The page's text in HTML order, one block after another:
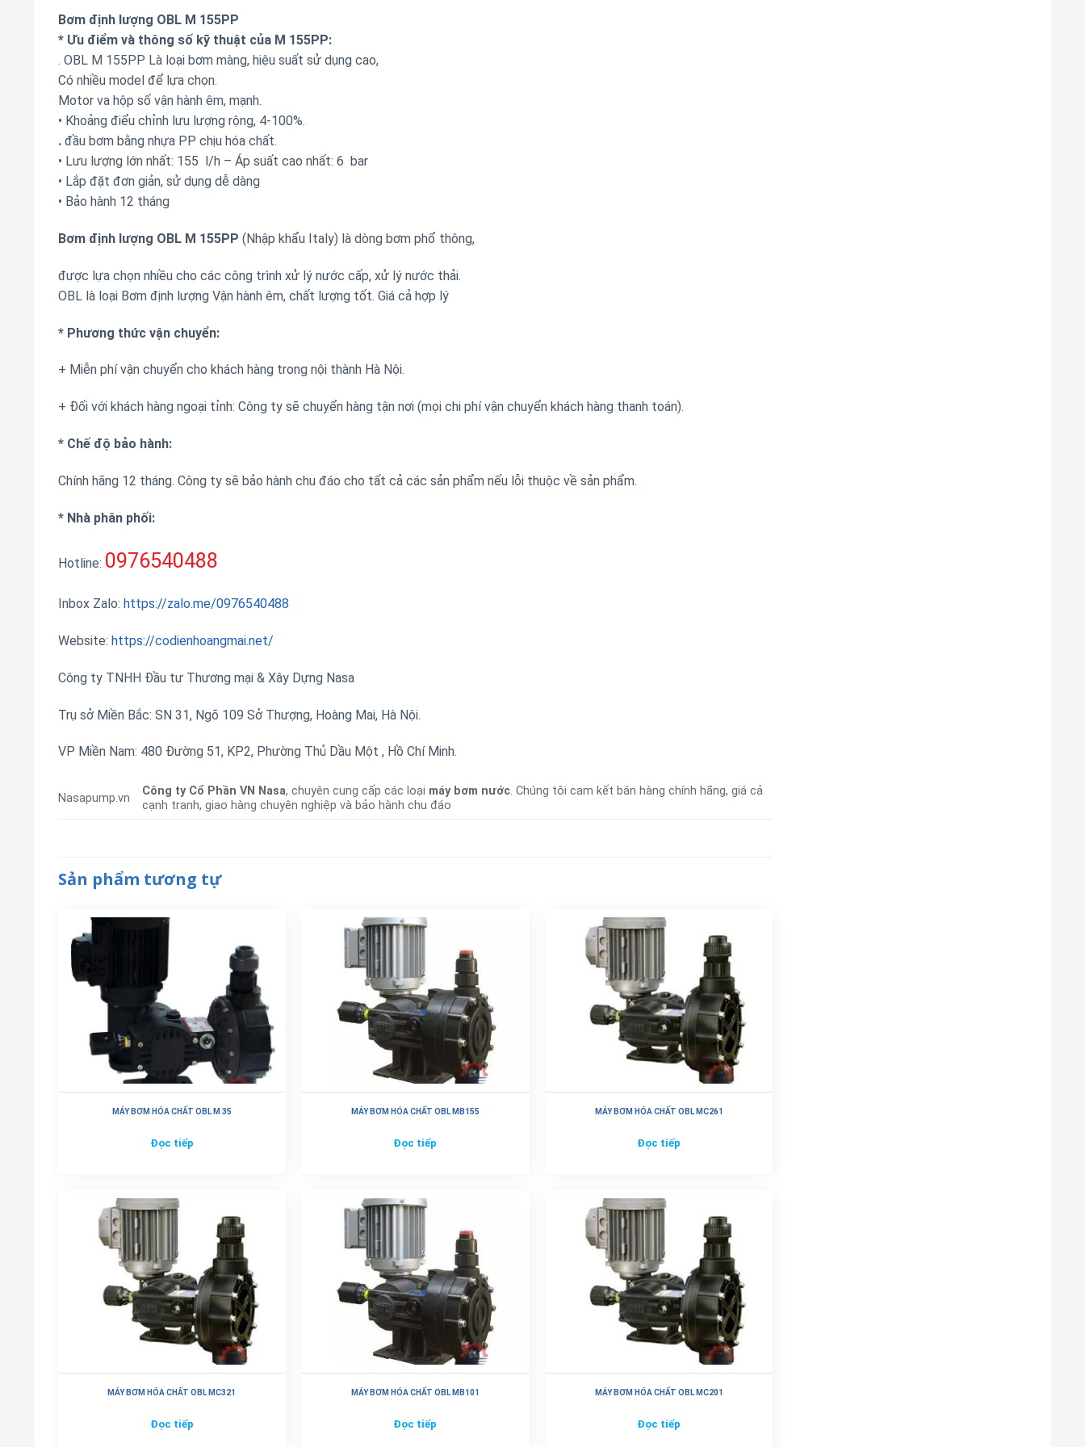
Bơm định lượng OBL M 155PP
* Ưu điểm và thông số kỹ thuật của M 155P P:
. OBL M 155PP Là loại bơm màng, hiệu suất sử dụng cao,
Có nhiều model để lựa chọn.
Motor va hộp số vận hành êm, mạnh.
• Khoảng điểu chỉnh lưu lượng rộng, 4-100%.
. đầu bơm bằng nhựa PP chịu hóa chất.
• Lưu lượng lớn nhất: 155 l/h – Áp suất cao nhất: 6 bar
• Lắp đặt đơn giản, sử dụng dễ dàng
• Bảo hành 12 tháng
Bơm định lượng OBL M 155PP (Nhập khẩu Italy) là dòng bơm phổ thông,
được lựa chọn nhiều cho các công trình xử lý nước cấp, xử lý nước thải.
OBL là loại Bơm định lượng Vận hành êm, chất lượng tốt. Giá cả hợp lý
* Phương thức vận chuyển:
+ Miễn phí vận chuyển cho khách hàng trong nội thành Hà Nội.
+ Đối với khách hàng ngoại tỉnh: Công ty sẽ chuyển hàng tận nơi (mọi chi phí vận chuyển khách hàng thanh toán).
* Chế độ bảo hành:
Chính hãng 12 tháng. Công ty sẽ bảo hành chu đáo cho tất cả các sản phẩm nếu lỗi thuộc về sản phẩm.
* Nhà phân phối:
Hotline: 0976540488
Inbox Zalo: https://zalo.me/0976540488
Website: https://codienhoangmai.net/
Công ty TNHH Đầu tư Thương mại & Xây Dựng Nasa
Trụ sở Miền Bắc: SN 31, Ngõ 109 Sở Thượng, Hoàng Mai, Hà Nội.
VP Miền Nam: 480 Đường 51, KP2, Phường Thủ Dầu Một , Hồ Chí Minh.
Nasapump.vn
Công ty Cổ Phần VN Nasa, chuyên cung cấp các loại máy bơm nước. Chúng tôi cam kết bán hàng chính hãng, giá cả
cạnh tranh, giao hàng chuyên nghiệp và bảo hành chu đáo
Sản phẩm tương tự
MÁY BƠM HÓA CHẤT OBL M 35
Đọc tiếp
MÁY BƠM HÓA CHẤT OBL MB155
Đọc tiếp
MÁY BƠM HÓA CHẤT OBL MC261
Đọc tiếp
MÁY BƠM HÓA CHẤT OBL MC321
Đọc tiếp
MÁY BƠM HÓA CHẤT OBL MB101
Đọc tiếp
MÁY BƠM HÓA CHẤT OBL MC201
Đọc tiếp